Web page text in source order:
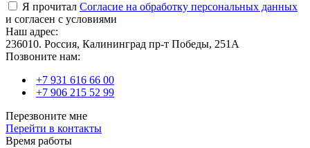
Я прочитал Согласие на обработку персональных данных
и согласен с условиями
Наш адрес:
236010. Россия, Калининград пр-т Победы, 251А
Позвоните нам:
+7 931 616 66 00
+7 906 215 52 99
Перезвоните мне
Перейти в контакты
Время работы